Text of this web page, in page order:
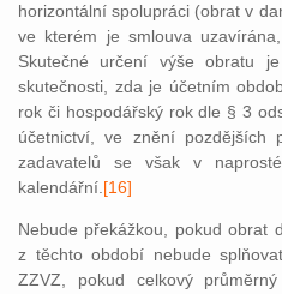
horizontální spolupráci (obrat v
ve kterém je smlouva
Skutečné určení výše obratu
skutečnosti, zda je účetním
rok či hospodářský rok dle § 3
účetnictví, ve znění pozdějších
zadavatelů se však v
kalendářní. [16]
Nebude překážkou, pokud obrat
z těchto období nebude
ZZVZ, pokud celkový